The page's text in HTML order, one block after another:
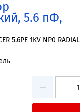
5.6 пФ,
5.6PF 1KV NP0 RADIAL
−